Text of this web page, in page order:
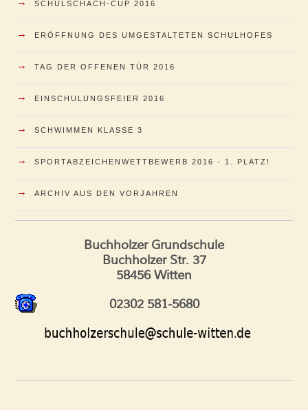
SCHULSCHACH-CUP 2016
→ ERÖFFNUNG DES UMGESTALTETEN SCHULHOFES
→ TAG DER OFFENEN TÜR 2016
→ EINSCHULUNGSFEIER 2016
→ SCHWIMMEN KLASSE 3
→ SPORTABZEICHENWETTBEWERB 2016 - 1. PLATZ!
→ ARCHIV AUS DEN VORJAHREN
Buchholzer Grundschule
Buchholzer Str. 37
58456 Witten
02302 581-5680